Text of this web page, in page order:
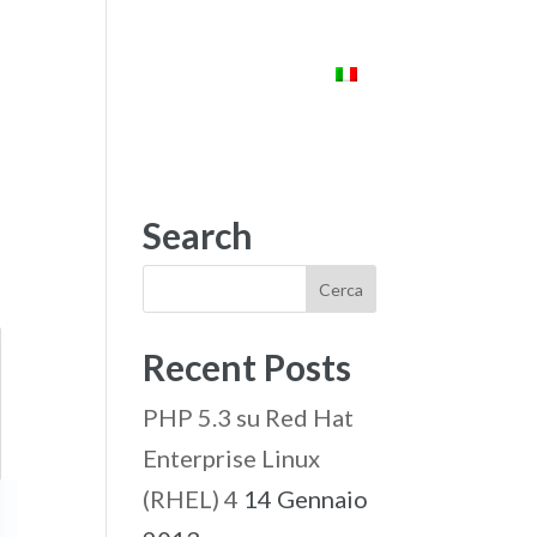
Search
Recent Posts
PHP 5.3 su Red Hat
Enterprise Linux
(RHEL) 4 14 Gennaio